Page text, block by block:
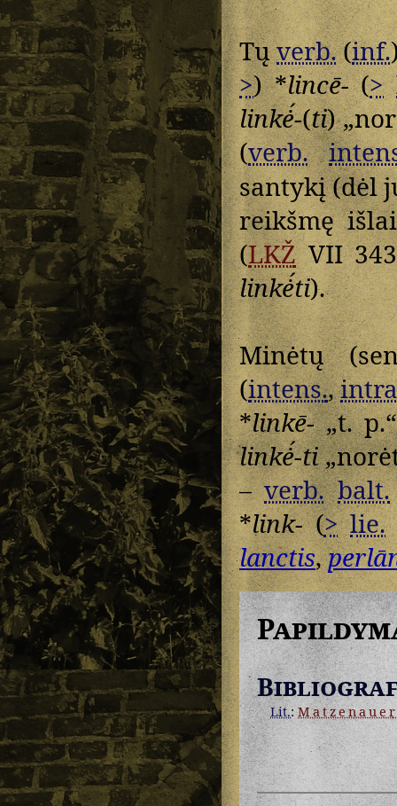
Tųverb.(inf.
>) *lincē-(>
linkė́-(ti)
(verb.
santykį (dėl
reikšmę
(LKŽVII
linkė́ti).
Minėtų
(intens.,
*linkē-„t.
linkė́-ti
–verb. balt.
*link-(> lie.
lanctis,
Lit.:Matzenauer